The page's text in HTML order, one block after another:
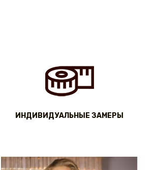
ИНДИВИДУАЛЬНЫЕ ЗАМЕРЫ